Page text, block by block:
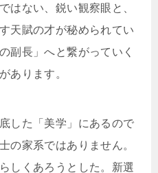
はない、鋭い観察眼と、
天賦の才が秘められてい
副長」へと繋がっていく
あります。
した「美学」にあるので
の家系ではありません。
しくあろうとした。新選